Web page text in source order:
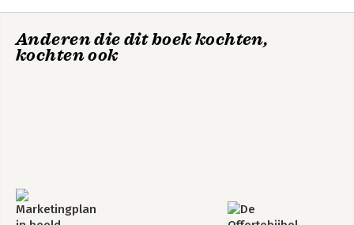
Anderen die dit boek kochten,
kochten ook